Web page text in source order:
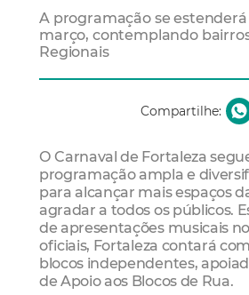
A programação se
março, contemplando bairros
Regionais
Compartilhe:
O Carnaval de Fortaleza
programação ampla e
para alcançar mais espaços
agradar a todos os públicos.
de apresentações musicais
oficiais, Fortaleza contará
blocos independentes,
de Apoio aos Blocos de Rua.